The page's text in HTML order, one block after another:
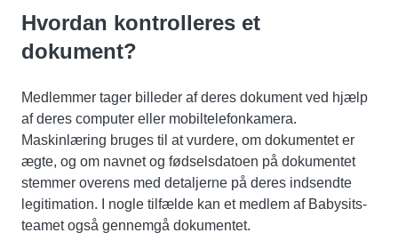
Hvordan kontrolleres et
dokument?
Medlemmer tager billeder af deres dokument ved hjælp
af deres computer eller mobiltelefonkamera.
Maskinlæring bruges til at vurdere, om dokumentet er
ægte, og om navnet og fødselsdatoen på dokumentet
stemmer overens med detaljerne på deres indsendte
legitimation. I nogle tilfælde kan et medlem af Babysits-
teamet også gennemgå dokumentet.